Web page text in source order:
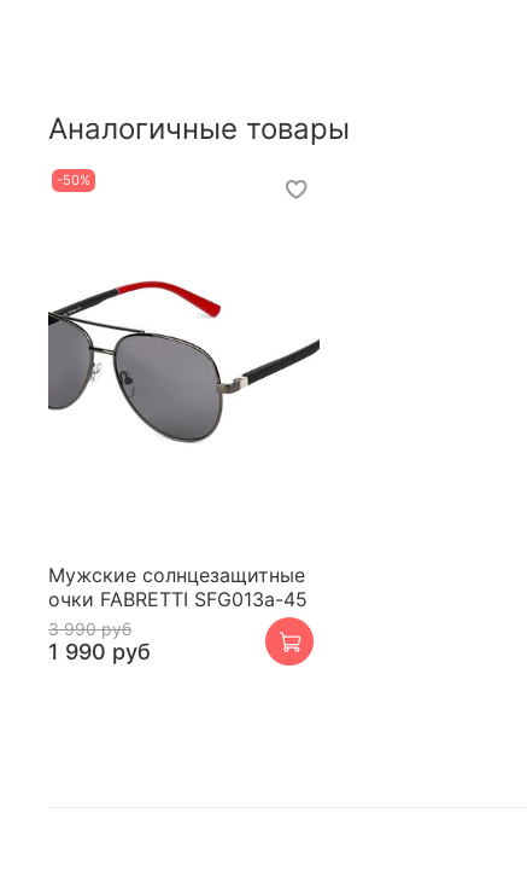
Аналогичные товары
-50%
Мужские солнцезащитные
очки FABRETTI SFG013a-45
3 990 руб
1 990 руб